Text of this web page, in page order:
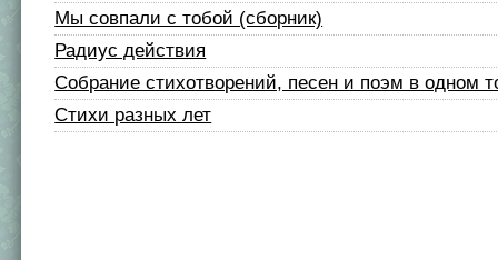
Мы совпали с тобой (сборник)
Радиус действия
Собрание стихотворений, песен и поэм в одном
Стихи разных лет